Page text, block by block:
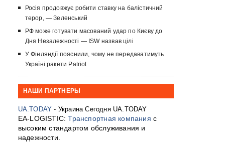
Росія продовжує робити ставку на балістичний
терор, — Зеленський
РФ може готувати масований удар по Києву до
Дня Незалежності — ISW назвав цілі
У Фінляндії пояснили, чому не передаватимуть
Україні ракети Patriot
НАШИ ПАРТНЕРЫ
UA.TODAY - Украина Сегодня UA.TODAY
EA-LOGISTIC:Транспортная компания с
высоким стандартом обслуживания и
надежности.